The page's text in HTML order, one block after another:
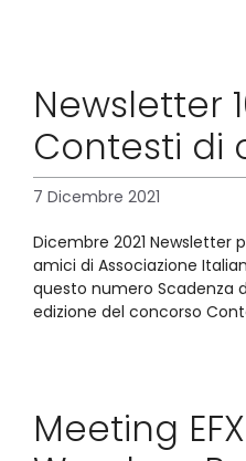
Newsletter
Contesti di
7 Dicembre 2021
Dicembre 2021 Newsletter
amici di Associazione
questo numero Scadenza
edizione del concorso
Meeting